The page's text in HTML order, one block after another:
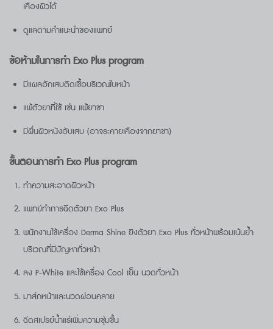
เคืองผิวได้
ดูแลตามคำแนะนำของแพทย์
ข้อห้ามในการทำ Exo Plus program
มีแผลอักเสบติดเชื้อบริเวณใบหน้า
แพ้ตัวยาที่ใช้ เช่น แพ้ยาชา
มีผื่นผิวหนังอับเสบ (อาจระคายเคืองจากยาชา)
ขั้นตอนการทำ Exo Plus program
ทำความสะอาดผิวหน้า
แพทย์ทำการฉีดตัวยา Exo Plus
พนักงานใช้เครื่อง Derma Shine ยิงตัวยา Exo Plus ทั่วหน้าพร้อมเน้นย้ำ
บริเวณที่มีปัญหาทั่วหน้า
ลง P-White และใช้เครื่อง Cool เย็น นวดทั่วหน้า
มาส์กหน้าและนวดผ่อนคลาย
ฉีดสเปรย์น้ำแร่เพิ่มความชุ่มชื้น